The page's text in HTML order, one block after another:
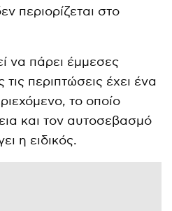
περιορίζεται στο
να πάρει έμμεσες
περιπτώσεις έχει ένα
το οποίο
και τον αυτοσεβασμό
η ειδικός.